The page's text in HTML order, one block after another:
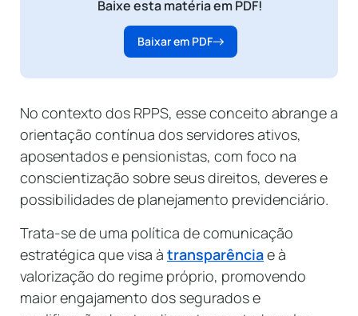
Baixe esta matéria em PDF!
Baixar em PDF
No contexto dos RPPS, esse conceito abrange a
orientação contínua dos servidores ativos,
aposentados e pensionistas, com foco na
conscientização sobre seus direitos, deveres e
possibilidades de planejamento previdenciário.
Trata-se de uma política de comunicação
estratégica que visa à transparênciae à
valorização do regime próprio, promovendo
maior engajamento dos segurados e